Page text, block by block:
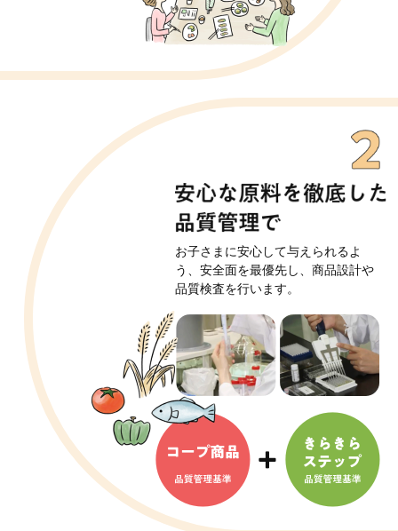
お子さまに安心して与えられるよ
う、 安全面を最優先し、商品設計や
品質検査を行います。